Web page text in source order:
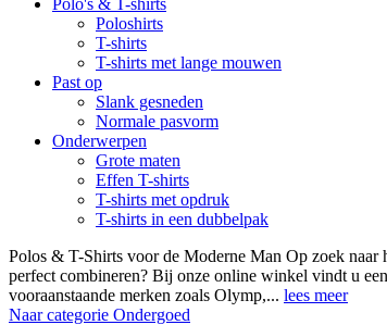
Polo's & T-shirts
Poloshirts
T-shirts
T-shirts met lange mouwen
Past op
Slank gesneden
Normale pasvorm
Onderwerpen
Grote maten
Effen T-shirts
T-shirts met opdruk
T-shirts in een dubbelpak
Polos & T-Shirts voor de Moderne Man Op zoek
perfect combineren? Bij onze online winkel vindt u
vooraanstaande merken zoals Olymp,... lees meer
Naar categorie Ondergoed